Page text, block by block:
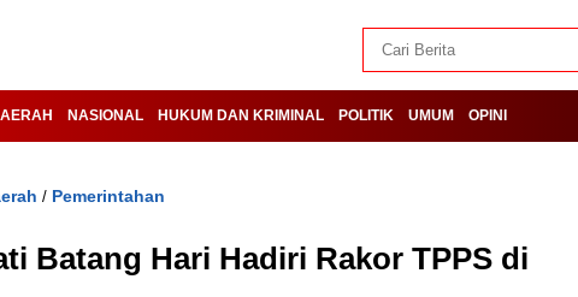
NASIONAL HUKUM DAN KRIMINAL POLITIK UMUM OPINI
/ Pemerintahan
Batang Hari Hadiri Rakor TPPS di